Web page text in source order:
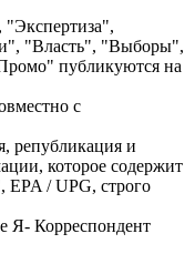
"Власть", "Выборы",
публикуются на
с
републикация и
которое содержит
/ UPG, строго
Я- Корреспондент